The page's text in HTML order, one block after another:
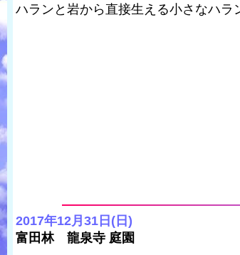
ハランと岩から直接生える小さなハラ
2017年12月31日(日)
富田林 龍泉寺 庭園